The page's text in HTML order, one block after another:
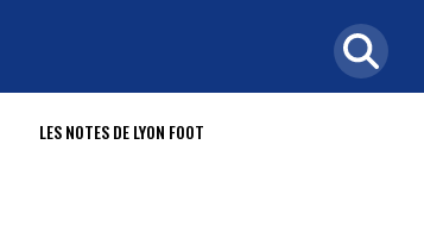
LES NOTES DE LYON FOOT